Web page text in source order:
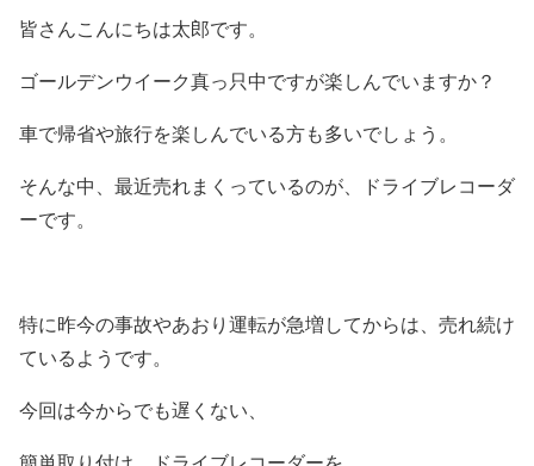
皆さんこんにちは太郎です。
ゴールデンウイーク真っ只中ですが楽しんでいますか？
車で帰省や旅行を楽しんでいる方も多いでしょう。
そんな中、最近売れまくっているのが、ドライブレコーダ
ーです。
特に昨今の事故やあおり運転が急増してからは、売れ続け
ているようです。
今回は今からでも遅くない、